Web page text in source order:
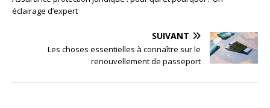
éclairage d’expert
SUIVANT
Les choses essentielles à connaître sur le
renouvellement de passeport